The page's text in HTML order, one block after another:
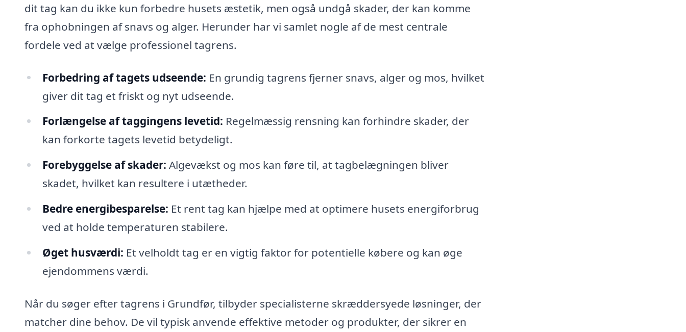
dit tag kan du ikke kun forbedre husets æstetik, men også undgå skader, der kan komme
fra ophobningen af snavs og alger. Herunder har vi samlet nogle af de mest centrale
fordele ved at vælge professionel tagrens.
Forbedring af tagets udseende: En grundig tagrens fjerner snavs, alger og mos, hvilket
giver dit tag et friskt og nyt udseende.
Forlængelse af taggingens levetid: Regelmæssig rensning kan forhindre skader, der
kan forkorte tagets levetid betydeligt.
Forebyggelse af skader: Algevækst og mos kan føre til, at tagbelægningen bliver
skadet, hvilket kan resultere i utætheder.
Bedre energibesparelse: Et rent tag kan hjælpe med at optimere husets energiforbrug
ved at holde temperaturen stabilere.
Øget husværdi: Et velholdt tag er en vigtig faktor for potentielle købere og kan øge
ejendommens værdi.
Når du søger efter tagrens i Grundfør, tilbyder specialisterne skræddersyede løsninger, der
matcher dine behov. De vil typisk anvende effektive metoder og produkter, der sikrer en